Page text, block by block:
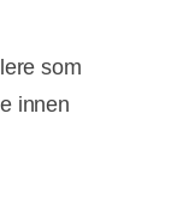
som
innen